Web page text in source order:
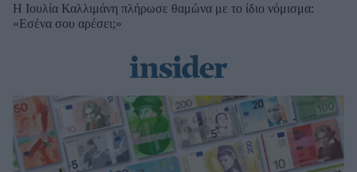
Η Ιουλία Καλλιμάνη πλήρωσε θαμώνα με το ίδιο νόμισμα:
«Εσένα σου αρέσει;»